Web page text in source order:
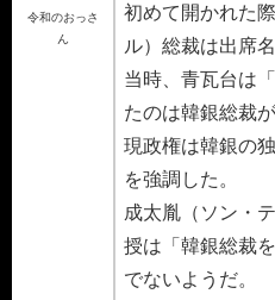
令和のおっさ
ん
初めて開かれた
ル）総裁は出席
当時、青瓦台は
たのは韓銀総裁
現政権は韓銀の
を強調した。
成太胤（ソン・
授は「韓銀総裁
でないようだ。